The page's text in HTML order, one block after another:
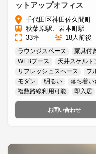
ットアップオフィス
千代田区神田佐久間町
秋葉原駅、岩本町駅
33坪
18人前後
ラウンジスペース 家具付
WEBブース
天井スケルト
リフレッシュスペース
フ
モダン
明るい 落ち着い
複数路線利用可能
即入居
お問い合わせ